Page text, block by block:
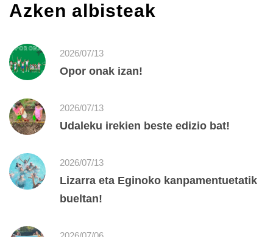
Azken albisteak
2026/07/13
Opor onak izan!
2026/07/13
Udaleku irekien beste edizio bat!
2026/07/13
Lizarra eta Eginoko kanpamentuetatik
bueltan!